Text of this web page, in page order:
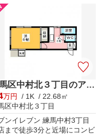
練馬区中村北３丁目のアパート
万円
/ 1K / 22.68㎡
区中村北３丁目
ンイレブン 練馬中村3丁目
まで徒歩3分と近場にコンビ